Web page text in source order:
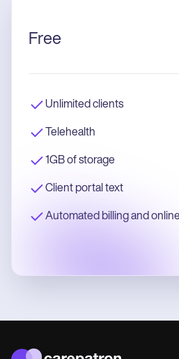
Free
Unlimited clients
Telehealth
1GB of storage
Client portal text
Automated billing and